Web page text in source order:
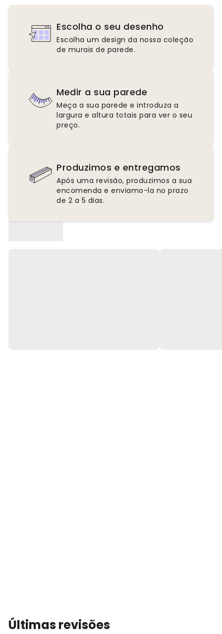
Escolha o seu desenho
Escolha um design da nossa coleção
de murais de parede.
Medir a sua parede
Meça a sua parede e introduza a
largura e altura totais para ver o seu
preço.
Produzimos e entregamos
Após uma revisão, produzimos a sua
encomenda e enviamo-la no prazo
de 2 a 5 dias.
Últimas revisões